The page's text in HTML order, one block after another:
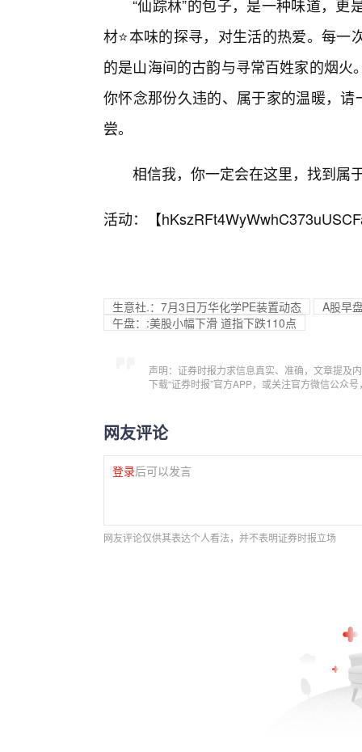
“仙踪林”的包子，是一种味道，
材⭐本味的探寻，对生活的热爱。每
的是山海间的古韵与寻常百姓家的烟
你怀念那份久违的、属于家的温暖，
尝。
相信我，你一定会在这里，找到属
活动：【
生意社.：7月3日万华化学PE装置动态
A股早
午盘：:美股小幅下滑 道指下跌110点
声明：证券时报力求信息真实、准确，文章提及
下载“证券时报”官方APP，或关注官方微信公众
网友评论
登录后可以发言
网友评论仅供其表达个人看法，并不表明证券时报立场